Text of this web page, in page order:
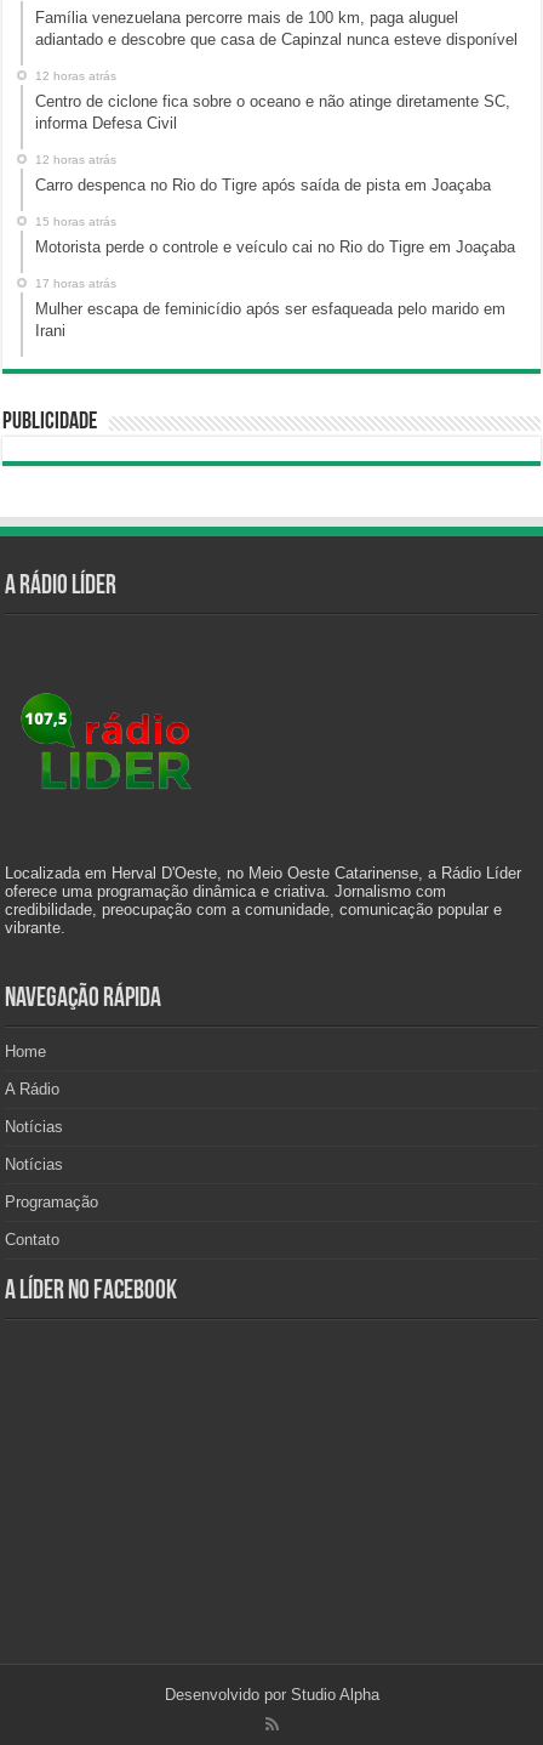
Família venezuelana percorre mais de 100 km, paga aluguel
adiantado e descobre que casa de Capinzal nunca esteve disponível
12 horas atrás
Centro de ciclone fica sobre o oceano e não atinge diretamente SC,
informa Defesa Civil
12 horas atrás
Carro despenca no Rio do Tigre após saída de pista em Joaçaba
15 horas atrás
Motorista perde o controle e veículo cai no Rio do Tigre em Joaçaba
17 horas atrás
Mulher escapa de feminicídio após ser esfaqueada pelo marido em
Irani
Publicidade
A Rádio Líder
Localizada em Herval D'Oeste, no Meio Oeste Catarinense, a Rádio Líder
oferece uma programação dinâmica e criativa. Jornalismo com
credibilidade, preocupação com a comunidade, comunicação popular e
vibrante.
Navegação Rápida
Home
A Rádio
Notícias
Notícias
Programação
Contato
A Líder no Facebook
Desenvolvido por Studio Alpha